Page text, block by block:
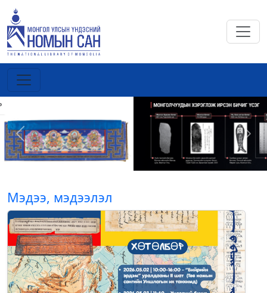
Previous Next
Мэдээ, мэдээлэл